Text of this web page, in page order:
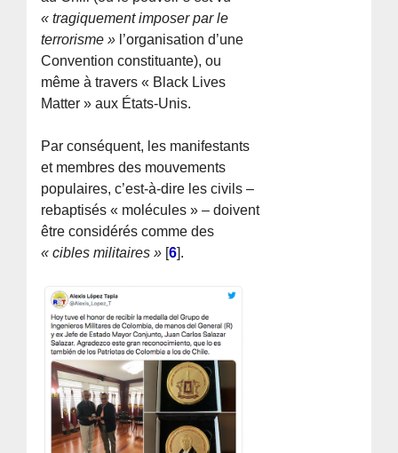
« tragiquement imposer par le
terrorisme » l’organisation d’une
Convention constituante), ou
même à travers « Black Lives
Matter » aux États-Unis.
Par conséquent, les manifestants
et membres des mouvements
populaires, c’est-à-dire les civils –
rebaptisés « molécules » – doivent
être considérés comme des
« cibles militaires » [6].